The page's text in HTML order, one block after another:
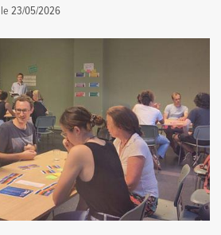
le23/05/2026